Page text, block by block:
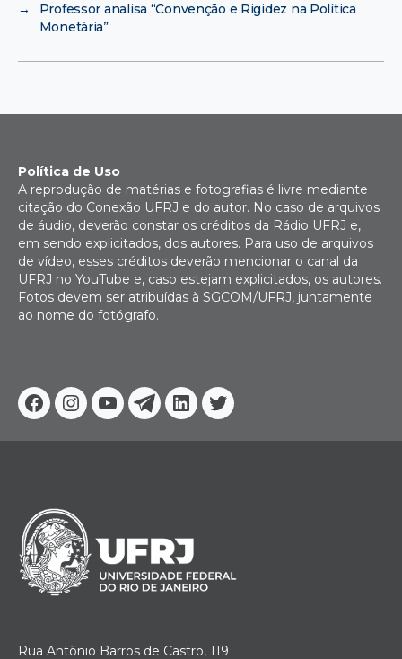
→
Professor analisa “Convenção e Rigidez na Política
Monetária”
Facebook
Instagram
YoutubeTelegram
Linkedin
Twitter
Política de Uso
A reprodução de matérias e fotografias é livre mediante
citação do Conexão UFRJ e do autor. No caso de arquivos
de áudio, deverão constar os créditos da Rádio UFRJ e,
em sendo explicitados, dos autores. Para uso de arquivos
de vídeo, esses créditos deverão mencionar o canal da
UFRJ no YouTube e, caso estejam explicitados, os autores.
Fotos devem ser atribuídas à SGCOM/UFRJ, juntamente
ao nome do fotógrafo.
Rua Antônio Barros de Castro, 119